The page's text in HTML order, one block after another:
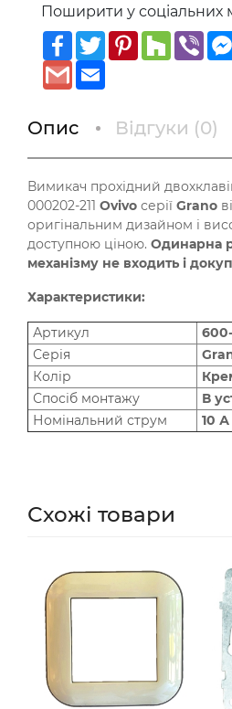
Поширити у соціальних
Facebook
TwitterPinterest
Houzz
Gmail
Опис Відгуки (0)
Вимикач прохідний
000202-211 Ovivo серії Grano
оригінальним дизайном і
доступною ціною. Одинарна
механізму не входить і
Характеристики:
Артикул
Серія
Колір
Спосіб монтажу
В
Номінальний струм
10 А
Схожі товари